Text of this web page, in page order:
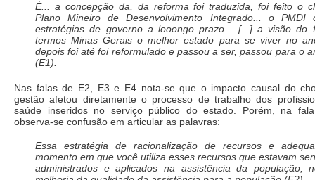
É... a concepção da, da reforma foi traduzida, foi feito o
Plano Mineiro de Desenvolvimento Integrado... o PMDI
estratégias de governo a looongo prazo... [...] a visão do
termos Minas Gerais o melhor estado para se viver no
depois foi até foi reformulado e passou a ser, passou para o
(E1).
Nas falas de E2, E3 e E4 nota-se que o impacto causal do
gestão afetou diretamente o processo de trabalho dos
saúde inseridos no serviço público do estado. Porém, na
observa-se confusão em articular as palavras:
Essa estratégia de racionalização de recursos e
momento em que você utiliza esses recursos que estavam
administrados e aplicados na assistência da população,